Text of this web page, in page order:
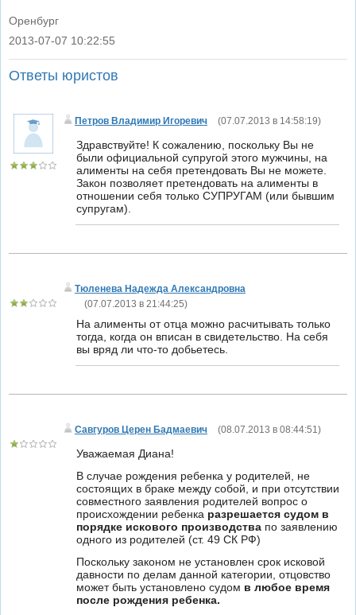
Оренбург
|
2013-07-07 10:22:55
Ответы юристов
Петров Владимир Игоревич (07.07.2013 в 14:58:19)
Здравствуйте! К сожалению, поскольку Вы не
были официальной супругой этого мужчины, на
алименты на себя претендовать Вы не можете.
Закон позволяет претендовать на алименты в
отношении себя только СУПРУГАМ (или бывшим
супругам).
Тюленева Надежда Александровна
(07.07.2013 в 21:44:25)
На алименты от отца можно расчитывать только
тогда, когда он вписан в свидетельство. На себя
вы вряд ли что-то добьетесь.
Савгуров Церен Бадмаевич (08.07.2013 в 08:44:51)
Уважаемая Диана!
В случае рождения ребенка у родителей, не
состоящих в браке между собой, и при отсутствии
совместного заявления родителей вопрос о
происхождении ребенка разрешается судом в
порядке искового производства по заявлению
одного из родителей (ст. 49 СК РФ)
Поскольку законом не установлен срок исковой
давности по делам данной категории, отцовство
может быть установлено судом в любое время
после рождения ребенка.